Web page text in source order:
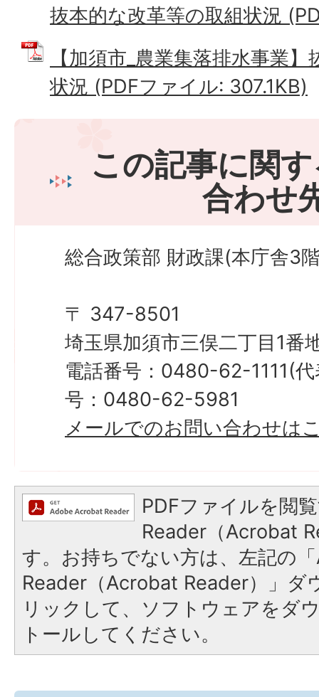
抜本的な改革等の取組状況
【加須市_農業集落排水事業
状況 (PDFファイル: 307.1KB)
この記事に関
合わせ
総合政策部 財政課(本庁舎3
〒 347-8501
埼玉県加須市三俣二丁目1番
電話番号：0480-62-1111(
号：0480-62-5981
メールでのお問い合わせは
PDFファイルを閲
Reader（Acrobat
す。お持ちでない方は、左記の
Reader（Acrobat Reader）」ダ
リックして、ソフトウェアをダ
トールしてください。